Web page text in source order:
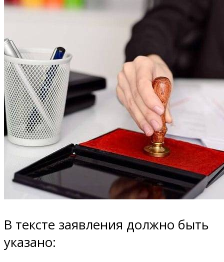
В тексте заявления должно быть
указано: